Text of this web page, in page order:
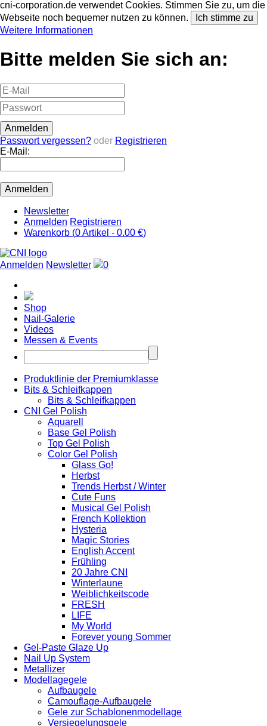
cni-corporation.de verwendet Cookies. Stimmen Sie zu, um die
Webseite noch bequemer nutzen zu können.
Ich stimme zu
Weitere Informationen
Bitte melden Sie sich an:
Passwort vergessen? oder Registrieren
E-Mail:
Newsletter
Anmelden Registrieren
Warenkorb (0Artikel - 0.00 €)
Anmelden Newsletter 0
Shop
Nail-Galerie
Videos
Messen & Events
Produktlinie der Premiumklasse
Bits & Schleifkappen
Bits & Schleifkappen
CNI Gel Polish
Aquarell
Base Gel Polish
Top Gel Polish
Color Gel Polish
Glass Go!
Herbst
Trends Herbst / Winter
Cute Funs
Musical Gel Polish
French Kollektion
Hysteria
Magic Stories
English Accent
Frühling
20 Jahre CNI
Winterlaune
Weiblichkeitscode
FRESH
LIFE
My World
Forever young Sommer
Gel-Paste Glaze Up
Nail Up System
Metallizer
Modellagegele
Aufbaugele
Camouflage-Aufbaugele
Gele zur Schablonenmodellage
Versiegelungsgele